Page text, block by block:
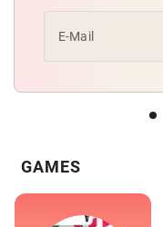
E-Mail
GAMES